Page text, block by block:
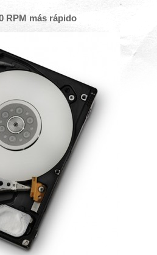
RPM más rápido